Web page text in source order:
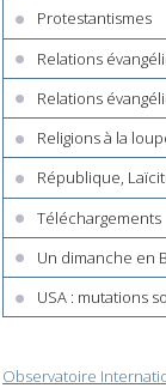
Protestantismes
Relations
Relations
Religions à la
République,
Téléchargements
Un dimanche en
USA : mutations
Observatoire